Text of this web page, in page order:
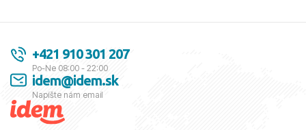
+421 910 301 207
Po-Ne 08:00 - 22:00
idem@idem.sk
Napíšte nám email